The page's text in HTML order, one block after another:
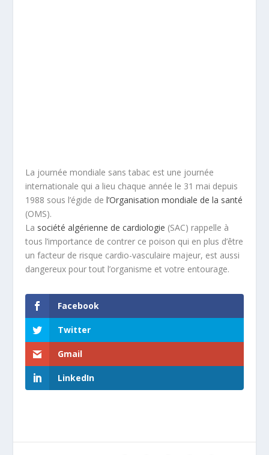
La journée mondiale sans tabac est une journée
internationale qui a lieu chaque année le 31 mai depuis
1988 sous l’égide del’Organisation mondiale de la santé
(OMS).
La société algérienne de cardiologie (SAC) rappelle à
tous l’importance de contrer ce poison qui en plus d’être
un facteur de risque cardio-vasculaire majeur, est aussi
dangereux pour tout l’organisme et votre entourage.
Facebook
Twitter
Gmail
LinkedIn